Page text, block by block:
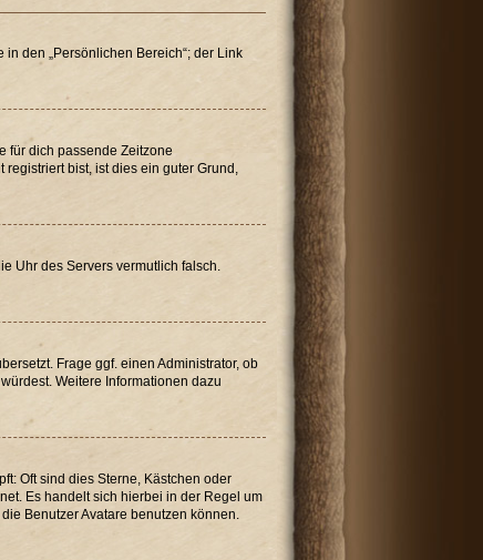
den „Persönlichen Bereich“; der Link
für dich passende Zeitzone
bist, ist dies ein guter Grund,
Uhr des Servers vermutlich falsch.
Frage ggf. einen Administrator, ob
Weitere Informationen dazu
Oft sind dies Sterne, Kästchen oder
Es handelt sich hierbei in der Regel um
Benutzer Avatare benutzen können.